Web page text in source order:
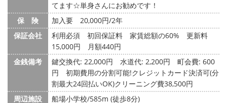
てます☆単身さんにお勧めです！
保 険
加入要 20,000円/2年
保証会社
利用必須 初回保証料 家賃総額の60% 更新料
15,000円 月額440円
金銭備考
鍵交換代: 22,000円 水道代: 2,200円
町会費: 600
円
初期費用の分割可能!クレジットカード決済可(分
割最大24回払いOK)クリーニング費38,500円
周辺施設
船場小学校/585m (徒歩8分)